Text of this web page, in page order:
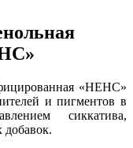
«НЕНС»
и пигментов в
сиккатива,
добавок.